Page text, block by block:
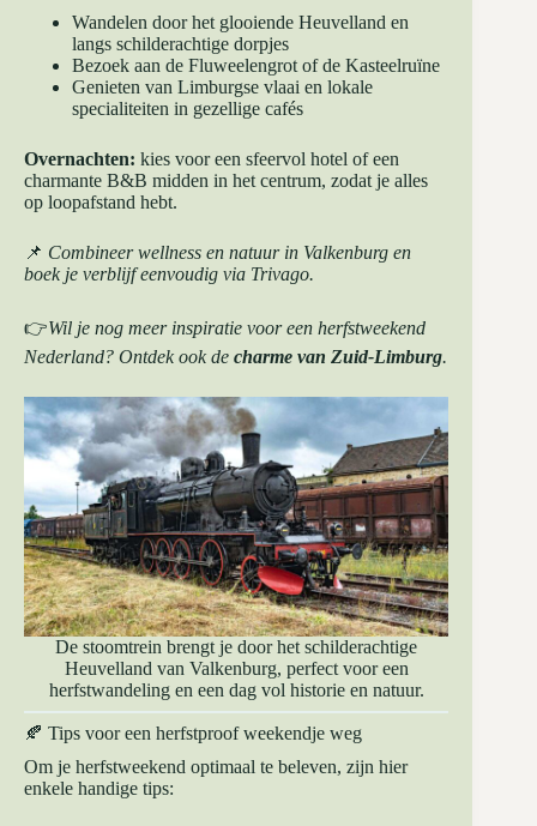
Wandelen door het glooiende Heuvelland en
langs schilderachtige dorpjes
Bezoek aan de Fluweelengrot of de Kasteelruïne
Genieten van Limburgse vlaai en lokale
specialiteiten in gezellige cafés
Overnachten: kies voor een sfeervol hotel of een
charmante B&B midden in het centrum, zodat je alles
op loopafstand hebt.
📌 Combineer wellness en natuur in Valkenburg en
boek je verblijf eenvoudig via Trivago.
👉Wil je nog meer inspiratie voor een herfstweekend
Nederland? Ontdek ook de charme van Zuid-Limburg.
De stoomtrein brengt je door het schilderachtige
Heuvelland van Valkenburg, perfect voor een
herfstwandeling en een dag vol historie en natuur.
🍂 Tips voor een herfstproof weekendje weg
Om je herfstweekend optimaal te beleven, zijn hier
enkele handige tips: